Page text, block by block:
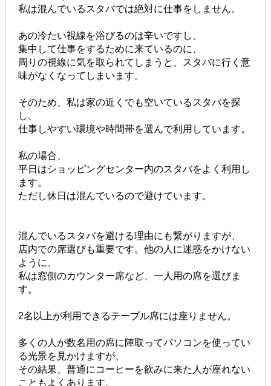
私は混んでいるスタバでは絶対に仕事をしません。
あの冷たい視線を浴びるのは辛いですし、
集中して仕事をするために来ているのに、
周りの視線に気を取られてしまうと、スタバに行く意
味がなくなってしまいます。
そのため、私は家の近くでも空いているスタバを探
し、
仕事しやすい環境や時間帯を選んで利用しています。
私の場合、
平日はショッピングセンター内のスタバをよく利用し
ます。
ただし休日は混んでいるので避けています。
混んでいるスタバを避ける理由にも繋がりますが、
店内での席選びも重要です。他の人に迷惑をかけない
ように、
私は窓側のカウンター席など、一人用の席を選びま
す。
2名以上が利用できるテーブル席には座りません。
多くの人が数名用の席に陣取ってパソコンを使ってい
る光景を見かけますが、
その結果、普通にコーヒーを飲みに来た人が座れない
こともよくあります。